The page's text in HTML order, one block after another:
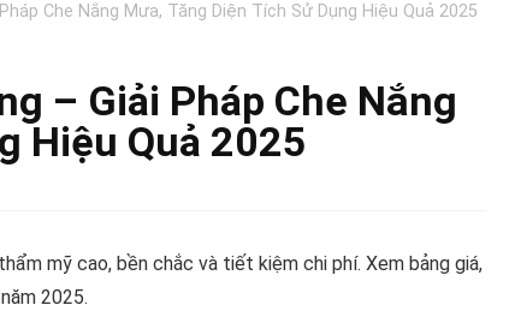
Che Nắng Mưa, Tăng Diện Tích Sử Dụng Hiệu Quả 2025
– Giải Pháp Che Nắng
Hiệu Quả 2025
mỹ cao, bền chắc và tiết kiệm chi phí. Xem bảng giá,
2025.